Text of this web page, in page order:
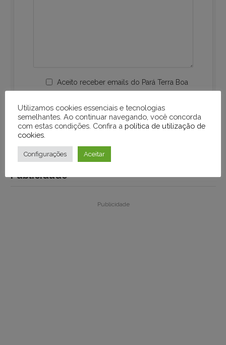
Aceito receber emails do Pará Terra Boa
Publicidade
Publicidade
Utilizamos cookies essenciais e tecnologias
semelhantes. Ao continuar navegando, você concorda
com estas condições. Confira a política de utilização de
cookies
Configurações Aceitar